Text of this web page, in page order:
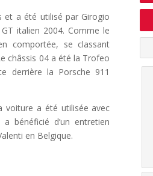
et a été utilisé par Girogio
italien 2004. Comme le
comportée, se classant
châssis 04 a été la Trofeo
derrière la Porsche 911
voiture a été utilisée avec
bénéficié d’un entretien
en Belgique.